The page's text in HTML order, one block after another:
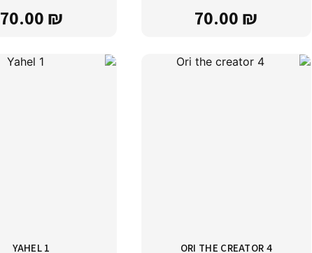
70.00 ₪
70.00 ₪
ORI THE CREATOR 4
YAHEL 1